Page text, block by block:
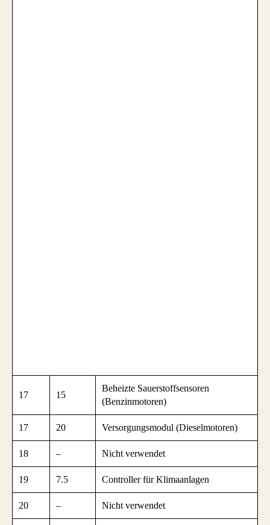
17 15
Beheizte Sauerstoffsensoren
(Benzinmotoren)
17 20 Versorgungsmodul (Dieselmotoren)
18 – Nicht verwendet
19 7.5 Controller für Klimaanlagen
20 – Nicht verwendet